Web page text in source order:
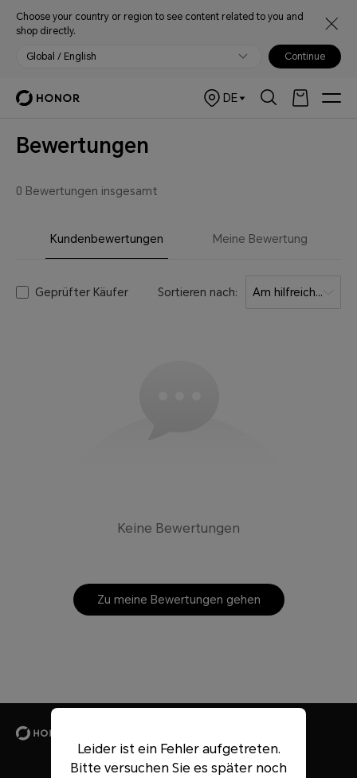
Choose your country or region to see content related to you and
shop directly.
Global / English Continue
DE
Bewertungen
0 Bewertungen insgesamt
Kundenbewertungen Meine Bewertung
Geprüfter Käufer Sortieren nach: Am hilfreichsten
Keine Bewertungen
Zu meine Bewertungen gehen
Leider ist ein Fehler aufgetreten.
Bitte versuchen Sie es später noch